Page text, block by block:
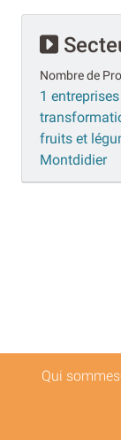
Nombre de Pro
1
fruits et
Montdidier
Qui